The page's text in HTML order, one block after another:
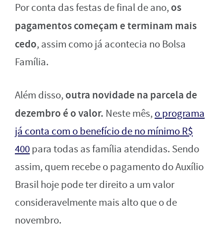
Por conta das festas de final de ano, os
pagamentos começam e terminam mais
cedo, assim como já acontecia no Bolsa
Família.
Além disso, outra novidade na parcela de
dezembro é o valor. Neste mês, o programa
já conta com o benefício de no mínimo R$
400para todas as família atendidas. Sendo
assim, quem recebe o pagamento do Auxílio
Brasil hoje pode ter direito a um valor
consideravelmente mais alto que o de
novembro.